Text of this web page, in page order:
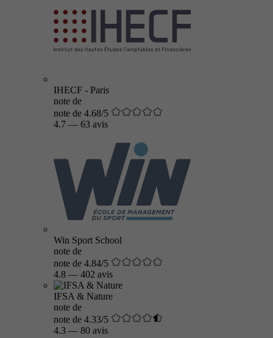
IHECF - Paris
note de
note de 4.68/5
4.7 — 63 avis
Win Sport School
note de
note de 4.84/5
4.8 — 402 avis
IFSA & Nature
note de
note de 4.33/5
4.3 — 80 avis